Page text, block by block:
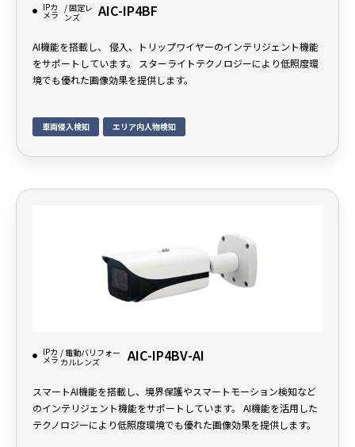
IPカ
メラ
/ 固定レ
ンズ
AIC-IP4BF
AI機能を搭載し、 侵入、トリップワイヤーのインテリジェント機能
をサポートしています。 スターライトテクノロジーにより低照度環
境でも優れた画像効果を提供します。
車両侵入検知 エリア内人物検知
IPカ
メラ
/ 電動バリフォー
カルレンズ
AIC-IP4BV-AI
スマートAI機能を搭載し、境界保護やスマートモーション検知など
のインテリジェント機能をサポートしています。 AI機能を活用した
テクノロジーにより低照度環境でも優れた画像効果を提供します。